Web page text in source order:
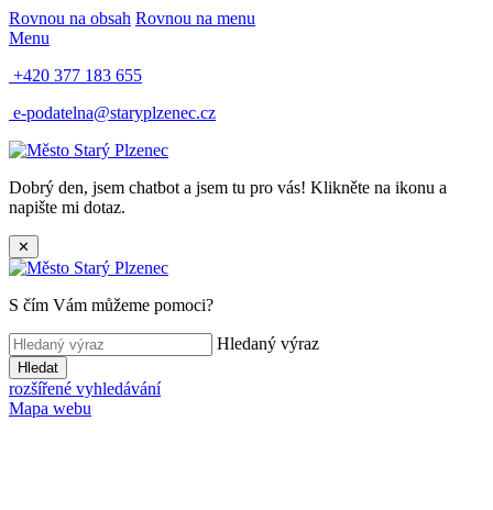
Rovnou na obsah Rovnou na menu
Menu
+420 377 183 655
e-podatelna@staryplzenec.cz
Dobrý den, jsem chatbot a jsem tu pro vás! Klikněte na ikonu a
napište mi dotaz.
✕
S čím Vám můžeme pomoci?
Hledaný výraz
Hledat
rozšířené vyhledávání
Mapa webu